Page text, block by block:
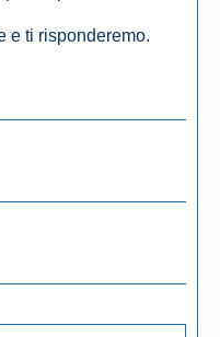
e ti risponderemo.